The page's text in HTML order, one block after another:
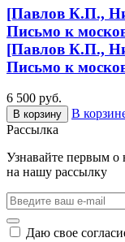
[Павлов К.П.,
Письмо к
[Павлов К.П.,
Письмо к
6 500 руб.
В корзину
В
Рассылка
Узнавайте первым о
на нашу рассылку
Даю свое